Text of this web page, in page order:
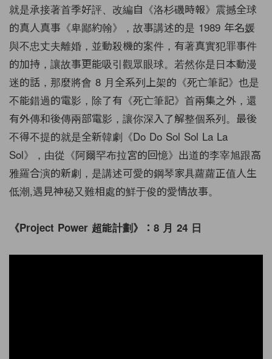
就是承接著首季好評、改編自《洛杉磯時報》震撼全球
的真人真事《卑鄙約翰》，故事講述的是 1989 年名媛
與不忠丈夫離婚，並動殺機的案件，有著真實犯罪事件
的加持，讓故事更能吸引觀眾眼球。若然你是日本動漫
迷的話，那麼將會 8 月全系列上架的《死亡筆記》也是
不能錯過的電影，除了有《死亡筆記》首兩集之外，還
有外傳和後傳兩部電影，讓你深入了解整個系列。最後
不得不提的就是全新韓劇《Do Do Sol Sol La La
Sol》，由從《阿爾罕布拉宮的回憶》出道的李宰旭跟高
雅羅合演的新劇，是講述可愛的鋼琴家具蘿蘿正值人生
低潮,遇見神秘又難相處的鮮于俊的愛情故事。
《Project Power 超能計劃》：8 月 24 日